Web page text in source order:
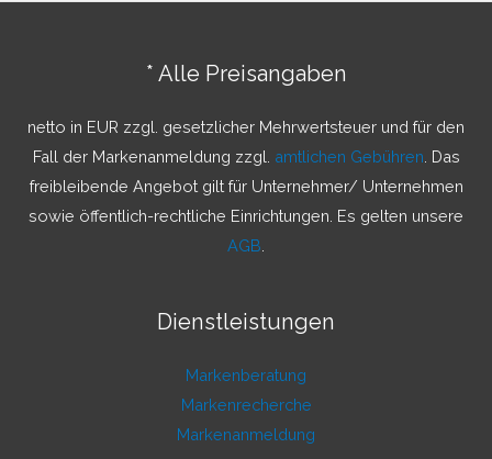
h
* Alle Preisangaben
netto in EUR zzgl. gesetzlicher Mehrwertsteuer und für den
Fall der Markenanmeldung zzgl. amtlichen Gebühren . Das
freibleibende Angebot gilt für Unternehmer/ Unternehmen
sowie öffentlich-rechtliche Einrichtungen. Es gelten unsere
AGB
Dienstleistungen
Markenberatung
Markenrecherche
Markenanmeldung